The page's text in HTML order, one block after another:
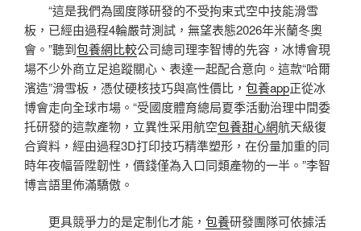
“這是我們為國度隊研發的不受拘束式空中技能滑雪
板，已經由過程4輪嚴苛測試，無望表態2026年米蘭冬奧
會。”聽到包養網比較公司總司理李智博的先容，冰博會現
場不少外商立足追蹤關心、表達一起配合意向。這款“哈爾
濱造”滑雪板，憑仗硬核技巧與高性價比， 包養app正從冰
博會走向全球市場。“受國度體育總局夏季活動治理中間委
托研發的這款產物，立異性采用航空包養甜心網航天級復
合資料，經由過程3D打印技巧精準塑形，在份量加重的同
時年夜幅晉陞韌性，價錢僅為入口同類產物的一半。”李智
博言語里佈滿驕傲。
更具競爭力的是定制化才能， 包養研發團隊可依據活